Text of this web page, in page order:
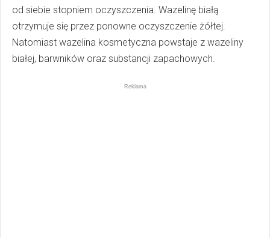
od siebie stopniem oczyszczenia. Wazelinę białą
otrzymuje się przez ponowne oczyszczenie żółtej.
Natomiast wazelina kosmetyczna powstaje z wazeliny
białej, barwników oraz substancji zapachowych.
Reklama